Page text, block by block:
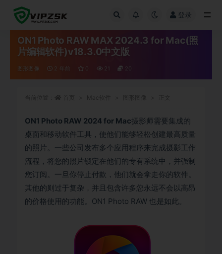
登录
ON1 Photo RAW MAX 2024.3 for Mac(照
片编辑软件)v18.3.0中文版
图形图像 2 年前 0 21 20
ON1 Photo RAW 2024 for Mac摄影师需要集成的
桌面和移动软件工具，使他们能够轻松创建最高质量
的照片。一些公司发布多个应用程序来完成摄影工作
流程，将您的照片锁定在他们的专有系统中，并强制
您订阅。一旦你停止付款，他们就会拿走你的软件。
其他的则过于复杂，并且包含许多您永远不会以高昂
的价格使用的功能。ON1 Photo RAW 也是如此。